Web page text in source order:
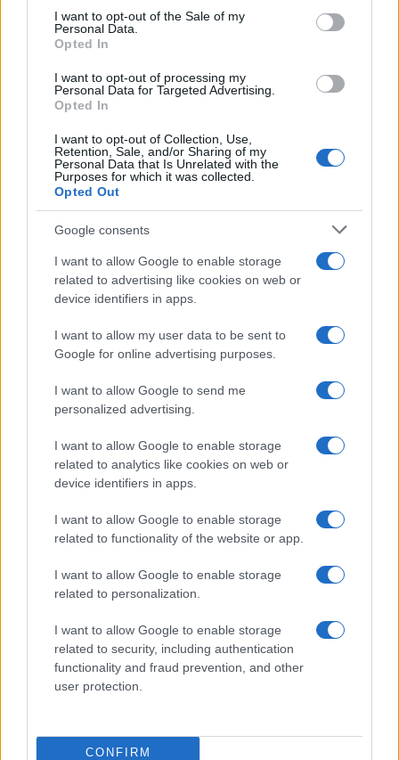
consent section.
I want to opt-out of the Sale of my
Personal Data.
Opted In
I want to opt-out of processing my
Personal Data for Targeted Advertising.
Opted In
I want to opt-out of Collection, Use,
Retention, Sale, and/or Sharing of my
Personal Data that Is Unrelated with the
Purposes for which it was collected.
Opted Out
Google consents
I want to allow Google to enable storage
related to advertising like cookies on web or
device identifiers in apps.
I want to allow my user data to be sent to
Google for online advertising purposes.
I want to allow Google to send me
personalized advertising.
I want to allow Google to enable storage
related to analytics like cookies on web or
device identifiers in apps.
I want to allow Google to enable storage
related to functionality of the website or app.
I want to allow Google to enable storage
related to personalization.
I want to allow Google to enable storage
related to security, including authentication
functionality and fraud prevention, and other
user protection.
CONFIRM
Βουλγαρία για τις θέσεις 5-
8 του Ευρωμπάσκετ (live
stream)
Μασλαρινός: «Χάσαμε το
ΕΛΣΤΑΤ: Στο 3,4% υποχώρησε ο πληθωρισμός τον Ιούλιο
Χρηματοδότηση 8 εκατ.
ευρώ σε 843 μέσα
πενταετές πρόγραμμα
ενίσχυσης του Τύπου
Metlen: Ρεκόρ EBITDA στο
α' εξάμηνο, στα 550 εκατ.
Το FIAT 500 Hybrid τώρα
από 18.990 ευρώ
Ατρόμητος και Novibet